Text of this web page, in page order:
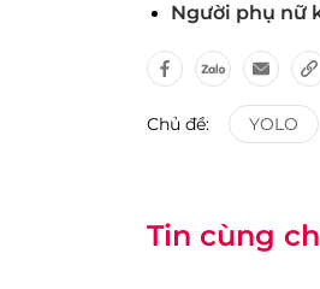
Người phụ nữ
Chủ đề: YOLO
Tin cùng